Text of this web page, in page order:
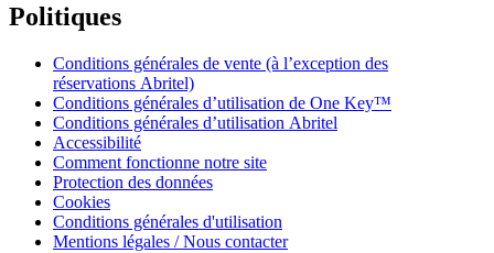
Politiques
Conditions générales de vente (à l’exception des
réservations Abritel)
Conditions générales d’utilisation de One Key™
Conditions générales d’utilisation Abritel
Accessibilité
Comment fonctionne notre site
Protection des données
Cookies
Conditions générales d'utilisation
Mentions légales / Nous contacter